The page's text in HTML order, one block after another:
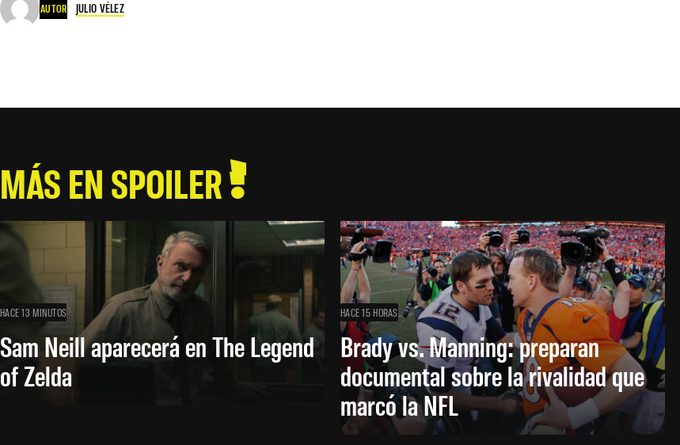
AUTOR JULIO VÉLEZ
MÁS EN SPOILER
HACE 13 MINUTOS
Sam Neill aparecerá en The Legend
of Zelda
HACE 15 HORAS
Brady vs. Manning: preparan
documental sobre la rivalidad que
marcó la NFL